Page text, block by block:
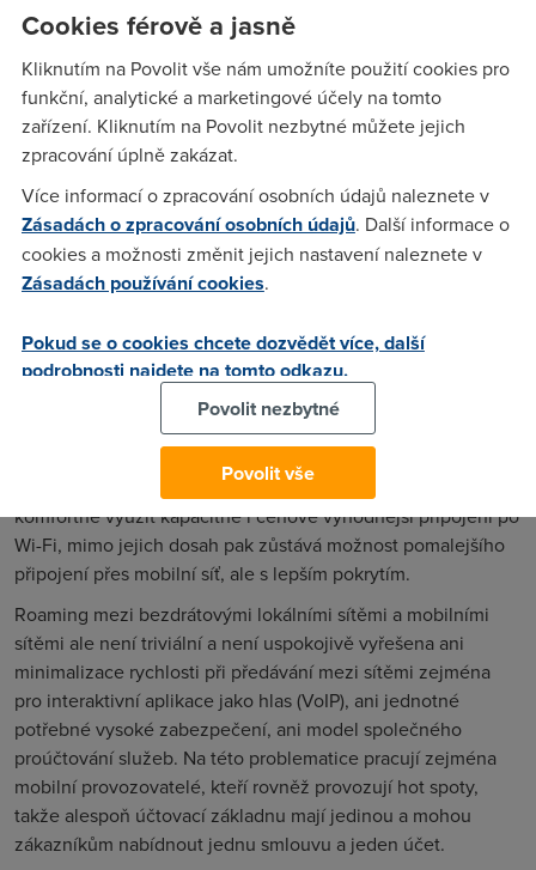
GPRS, než budou mít k dispozici připojení po HSDPA přes
zabudované rozhraní. Modul pro UMTS/HSDPA bude interní,
anténa bude integrovaná do víka notebooku a bude
koexistovat vedle modulu pro Wi-Fi.
KartaMobile Connect Card BroadbandodVodafoneje
založena na zbrusu nové kartě
belgické společnostiOption. Ta slibuje rychlost 1,8 Mb/s
v dopředném směru a 384 kbit/s ve zpětném směru.
V případě nedostupnosti HSDPA karta volí nejrychlejší
dostupné připojení po 3G, EDGE nebo GPRS.
Součást procesu konvergence
Podpora Wi-Fi současně s 3G je logickou investicí do
budoucna, protože provozovatelé pracují na konvergenci sítí
a mobilní provozovatelé začínají u konvergence Wi-Fi a
mobilních technologií, což si vyžaduje minimálně duální
koncová zařízení. V dosahu hot spotů pak uživatel může
komfortně využít kapacitně i cenově výhodnější připojení po
Wi-Fi, mimo jejich dosah pak zůstává možnost pomalejšího
připojení přes mobilní síť, ale s lepším pokrytím.
Roaming mezi bezdrátovými lokálními sítěmi a mobilními
sítěmi ale není triviální a není uspokojivě vyřešena ani
minimalizace rychlosti při předávání mezi sítěmi zejména
pro interaktivní aplikace jako hlas (VoIP), ani jednotné
potřebné vysoké zabezpečení, ani model společného
proúčtování služeb. Na této problematice pracují zejména
mobilní provozovatelé, kteří rovněž provozují hot spoty,
takže alespoň účtovací základnu mají jedinou a mohou
zákazníkům nabídnout jednu smlouvu a jeden účet.
Cookies férově a jasně
Kliknutím na Povolit vše nám umožníte použití cookies pro
funkční, analytické a marketingové účely na tomto
zařízení. Kliknutím na Povolit nezbytné můžete jejich
zpracování úplně zakázat.
Více informací o zpracování osobních údajů naleznete v
Zásadách o zpracování osobních údajů. Další informace o
cookies a možnosti změnit jejich nastavení naleznete v
Zásadách používání cookies.
Pokud se o cookies chcete dozvědět více, další
podrobnosti najdete na tomto odkazu.
Povolit nezbytné
Povolit vše